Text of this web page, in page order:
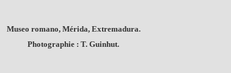
Museo romano, Mérida, Extremadura.
Photographie : T. Guinhut.